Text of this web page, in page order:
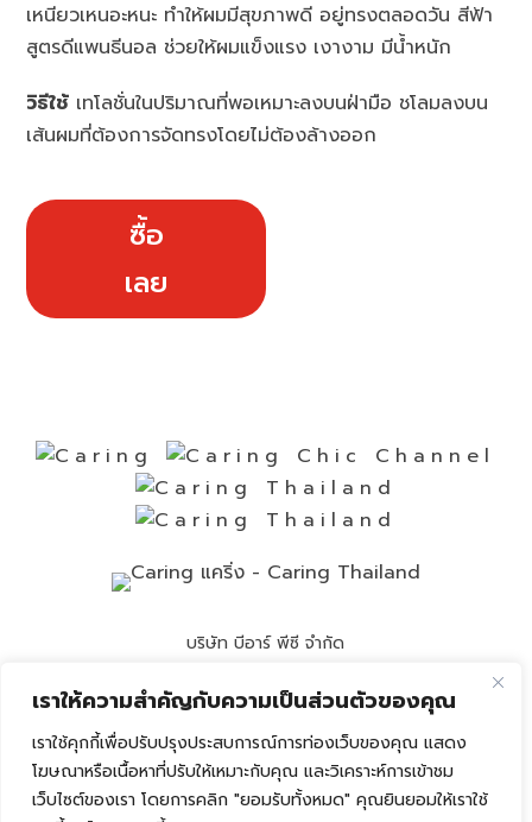
เราให้ความสำคัญกับความเป็นส่วนตัวของคุณ
เราใช้คุกกี้เพื่อปรับปรุงประสบการณ์การท่องเว็บของคุณ แสดง
โฆษณาหรือเนื้อหาที่ปรับให้เหมาะกับคุณ และวิเคราะห์การเข้าชม
เว็บไซต์ของเรา โดยการคลิก "ยอมรับทั้งหมด" คุณยินยอมให้เราใช้
เหนียวเหนอะหนะ ทำให้ผมมีสุขภาพดี อยู่ทรงตลอดวัน สีฟ้า
สูตรดีแพนธีนอล ช่วยให้ผมแข็งแรง เงางาม มีน้ำหนัก
วิธีใช้ เทโลชั่นในปริมาณที่พอเหมาะลงบนฝ่ามือ ชโลมลงบน
เส้นผมที่ต้องการจัดทรงโดยไม่ต้องล้างออก
ซื้อ
เลย
บริษัท บีอาร์ พีซี จำกัด
Call Center(662) 8920236
Copyright 2026 All Rights Reserved. By caring